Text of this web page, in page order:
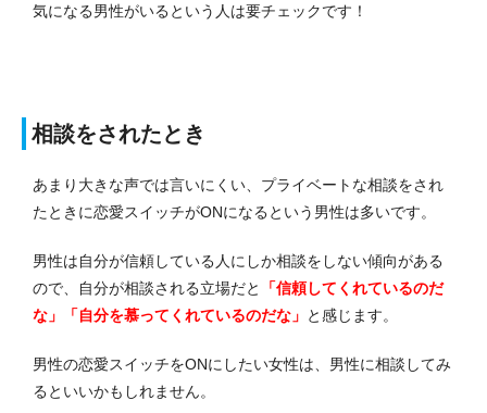
気になる男性がいるという人は要チェックです！
相談をされたとき
あまり大きな声では言いにくい、プライベートな相談をされ
たときに恋愛スイッチがONになるという男性は多いです。
男性は自分が信頼している人にしか相談をしない傾向がある
ので、自分が相談される立場だと
「信頼してくれているのだ
な」「自分を慕ってくれているのだな」 と感じます。
男性の恋愛スイッチをONにしたい女性は、男性に相談してみ
るといいかもしれません。